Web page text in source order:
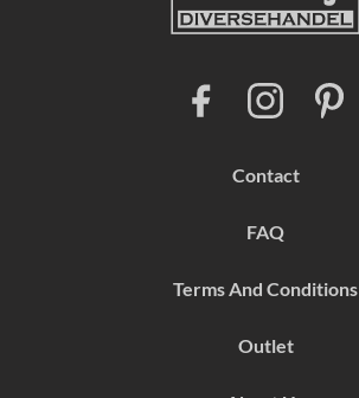
Contact
FAQ
Terms And Conditions
Outlet
I
n
g
a
m